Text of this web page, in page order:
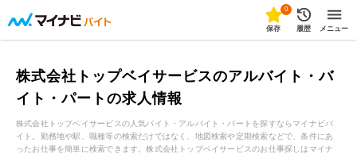
0
保存 履歴 メニュー
株式会社トップベイサービスのアルバイト・バ
イト・パートの求人情報
株式会社トップベイサービスの人気バイト・アルバイト・パートを探すならマイナビバ
イト。勤務地や駅、職種等の検索だけではなく、地図検索や定期検索などで、条件にあ
ったお仕事を簡単に検索できます。株式会社トップベイサービスのお仕事探しはマイナ